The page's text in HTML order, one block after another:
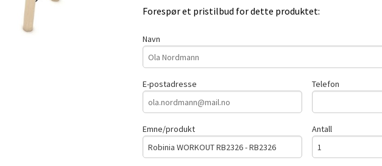
Forespør et pristilbud for dette produktet:
Navn
E-postadresse Telefon
Emne/produkt Antall